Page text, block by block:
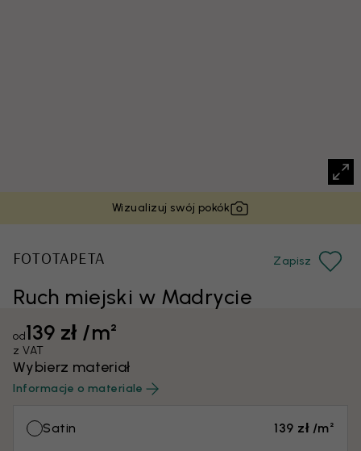
Wizualizuj swój pokók
Ruch miejski w Madrycie
FOTOTAPETA Zapisz
od139 zł /m²
z VAT
Wybierz materiał
Informacje o materiale
Satin 139 zł /m²